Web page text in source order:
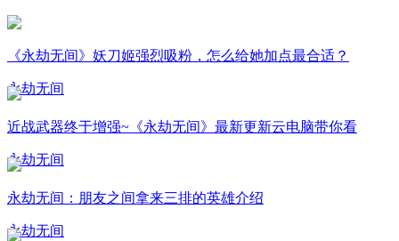
《永劫无间》妖刀姬强烈吸粉，怎么给她加点最合适？
永劫无间
近战武器终于增强~《永劫无间》最新更新云电脑带你看
永劫无间
永劫无间：朋友之间拿来三排的英雄介绍
永劫无间